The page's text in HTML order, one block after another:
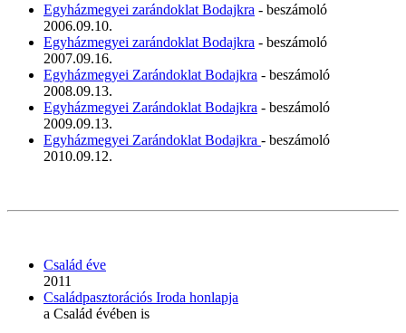
Egyházmegyei zarándoklat Bodajkra - beszámoló
2006.09.10.
Egyházmegyei zarándoklat Bodajkra - beszámoló
2007.09.16.
Egyházmegyei Zarándoklat Bodajkra - beszámoló
2008.09.13.
Egyházmegyei Zarándoklat Bodajkra - beszámoló
2009.09.13.
Egyházmegyei Zarándoklat Bodajkra - beszámoló
2010.09.12.
Család éve
2011
Családpasztorációs Iroda honlapja
a Család évében is